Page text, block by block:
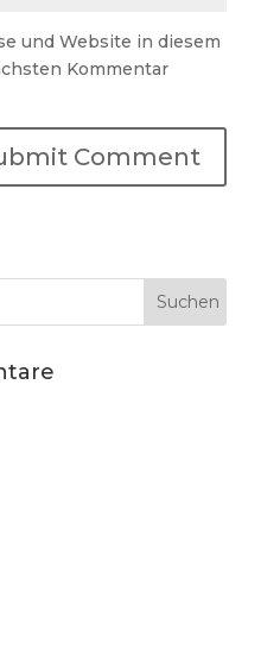
und Website in diesem
Kommentar